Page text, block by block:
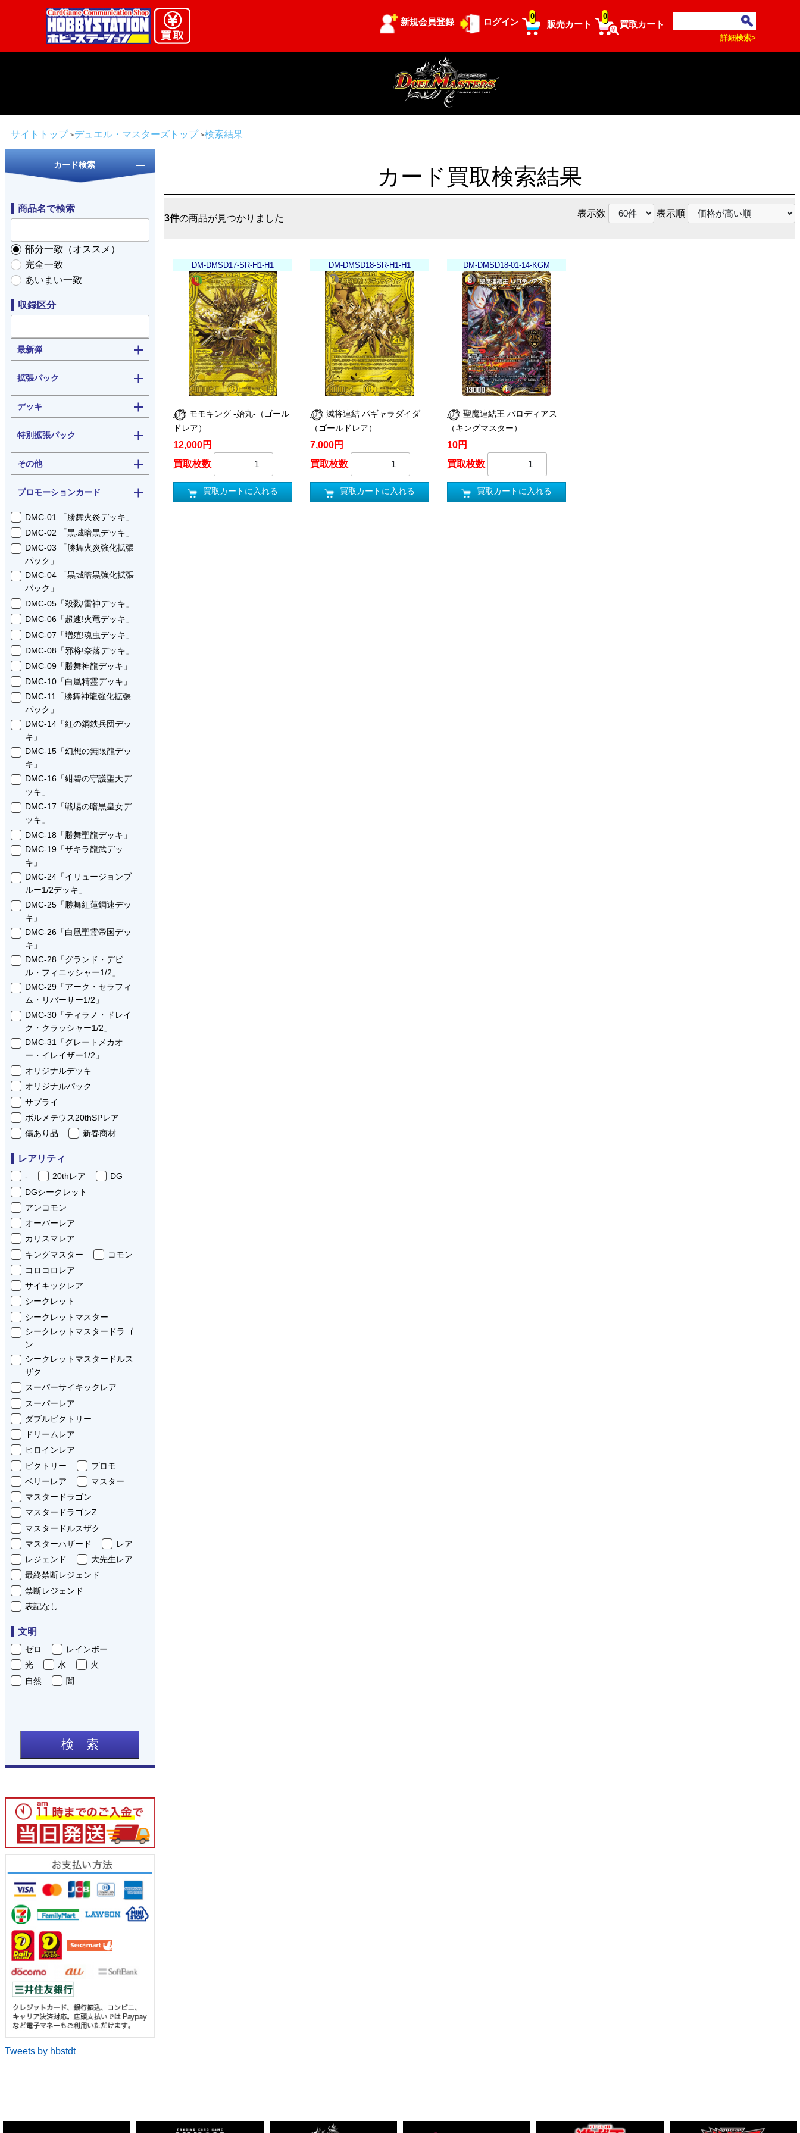
新規会員登録 ログイン 販売カート
0
買取カート
0
詳細検索>
サイトトップ デュエル・マスターズトップ 検索結果
カード検索
商品名で検索
部分一致（オススメ）
完全一致
あいまい一致
収録区分
最新弾
拡張パック
デッキ
特別拡張パック
その他
プロモーションカード
DMC-01 「勝舞火炎デッキ」
DMC-02 「黒城暗黒デッキ」
DMC-03 「勝舞火炎強化拡張
パック」
DMC-04 「黒城暗黒強化拡張
パック」
DMC-05「殺戮!雷神デッキ」
DMC-06「超速!火竜デッキ」
DMC-07「増殖!魂虫デッキ」
DMC-08「邪将!奈落デッキ」
DMC-09「勝舞神龍デッキ」
DMC-10「白凰精霊デッキ」
DMC-11「勝舞神龍強化拡張
パック」
DMC-14「紅の鋼鉄兵団デッ
キ」
DMC-15「幻想の無限龍デッ
キ」
DMC-16「紺碧の守護聖天デ
ッキ」
DMC-17「戦場の暗黒皇女デ
ッキ」
DMC-18「勝舞聖龍デッキ」
DMC-19「ザキラ龍武デッ
キ」
DMC-24「イリュージョンブ
ルー1/2デッキ」
DMC-25「勝舞紅蓮鋼速デッ
キ」
DMC-26「白凰聖霊帝国デッ
キ」
DMC-28「グランド・デビ
ル・フィニッシャー1/2」
DMC-29「アーク・セラフィ
ム・リバーサー1/2」
DMC-30「ティラノ・ドレイ
ク・クラッシャー1/2」
DMC-31「グレートメカオ
ー・イレイザー1/2」
オリジナルデッキ
オリジナルパック
サプライ
ボルメテウス20thSPレア
傷あり品
新春商材
レアリティ
- 20thレア
DG
DGシークレット
アンコモン
オーバーレア
カリスマレア
キングマスター
コモン
コロコロレア
サイキックレア
シークレット
シークレットマスター
シークレットマスタードラゴ
ン
シークレットマスタードルス
ザク
スーパーサイキックレア
スーパーレア
ダブルビクトリー
ドリームレア
ヒロインレア
ビクトリー
プロモ
ベリーレア
マスター
マスタードラゴン
マスタードラゴンZ
マスタードルスザク
マスターハザード
レア
レジェンド
大先生レア
最終禁断レジェンド
禁断レジェンド
表記なし
文明
ゼロ
レインボー
光
水
火
自然
闇
検 索
Tweets by hbstdt
カード買取検索結果
3件の商品が見つかりました 表示数 表示順
DM-DMSD17-SR-H1-H1
モモキング -始丸-（ゴール
ドレア）
12,000円
買取枚数
買取カートに入れる
DM-DMSD18-SR-H1-H1
滅将連結 パギャラダイダ
（ゴールドレア）
7,000円
買取枚数
買取カートに入れる
DM-DMSD18-01-14-KGM
聖魔連結王 バロディアス
（キングマスター）
10円
買取枚数
買取カートに入れる